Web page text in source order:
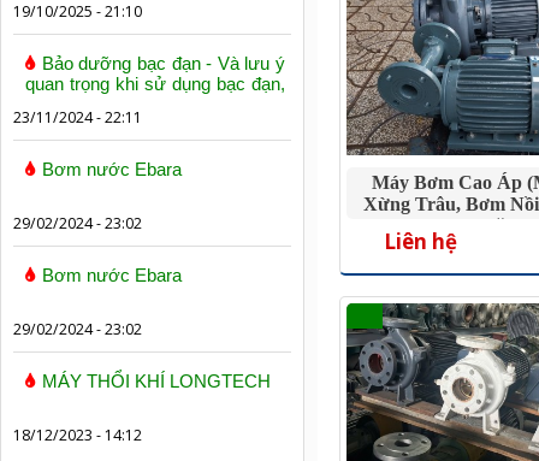
19/10/2025 - 21:10
Bảo dưỡng bạc đạn - Và lưu ý
quan trọng khi sử dụng bạc đạn,
23/11/2024 - 22:11
Bơm nước Ebara
29/02/2024 - 23:02
Bơm nước Ebara
29/02/2024 - 23:02
MÁY THỔI KHÍ LONGTECH
18/12/2023 - 14:12
Máy Bơm Cao Áp
Xừng Trâu, Bơm
Cánh Mặt
Liên hệ